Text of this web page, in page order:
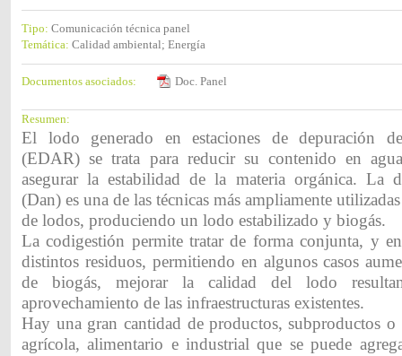
Tipo: Comunicación técnica panel
Temática: Calidad ambiental; Energía
Documentos asociados: Doc. Panel
Resumen:
El lodo generado en estaciones de depuración
(EDAR) se trata para reducir su contenido en
asegurar la estabilidad de la materia orgánica. La
(Dan) es una de las técnicas más ampliamente
de lodos, produciendo un lodo estabilizado y biogás.
La codigestión permite tratar de forma conjunta, y
distintos residuos, permitiendo en algunos casos
de biogás, mejorar la calidad del lodo
aprovechamiento de las infraestructuras existentes.
Hay una gran cantidad de productos, subproductos o
agrícola, alimentario e industrial que se puede